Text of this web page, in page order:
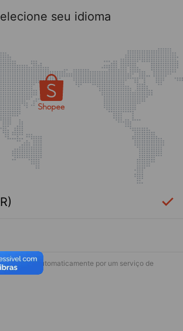
seu idioma
traduzidos automaticamente por um serviço de